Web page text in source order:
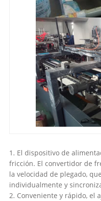
1. El dispositivo de
fricción. El convertidor de
la velocidad de plegado,
individualmente y
2. Conveniente y rápido, el